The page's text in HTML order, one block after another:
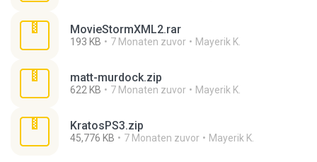
MovieStormXML2.rar
193 KB 7 Monaten zuvor Mayerik K.
matt-murdock.zip
622 KB 7 Monaten zuvor Mayerik K.
KratosPS3.zip
45,776 KB 7 Monaten zuvor Mayerik K.